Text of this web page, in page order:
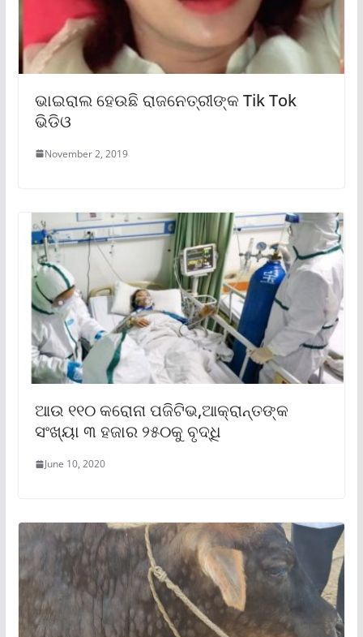
ଭାଇରାଲ ହେଉଛି ରାଜନେତ୍ରୀଙ୍କ Tik Tok
ଭିଡିଓ
November 2, 2019
ଆଉ ୧୧୦ କରୋନା ପଜିଟିଭ,ଆକ୍ରାନ୍ତଙ୍କ
ସଂଖ୍ୟା ୩ ହଜାର ୨୫୦କୁ ବୃଦ୍ଧି
June 10, 2020